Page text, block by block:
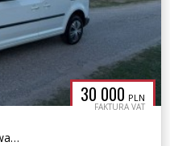
30 000 PLN
FAKTURA VAT
2.0 MPI 109 KM /5 osobowy/ Nowa instalacja LPG/Zarejestrowany